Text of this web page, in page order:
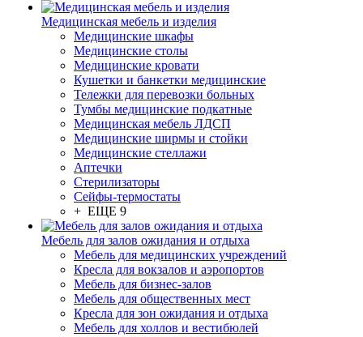
Медицинская мебель и изделия
Медицинские шкафы
Медицинские столы
Медицинские кровати
Кушетки и банкетки медицинские
Тележки для перевозки больных
Тумбы медицинские подкатные
Медицинская мебель ЛДСП
Медицинские ширмы и стойки
Медицинские стеллажи
Аптечки
Стерилизаторы
Сейфы-термостаты
+ ЕЩЕ 9
Мебель для залов ожидания и отдыха
Мебель для медицинских учреждений
Кресла для вокзалов и аэропортов
Мебель для бизнес-залов
Мебель для общественных мест
Кресла для зон ожидания и отдыха
Мебель для холлов и вестибюлей